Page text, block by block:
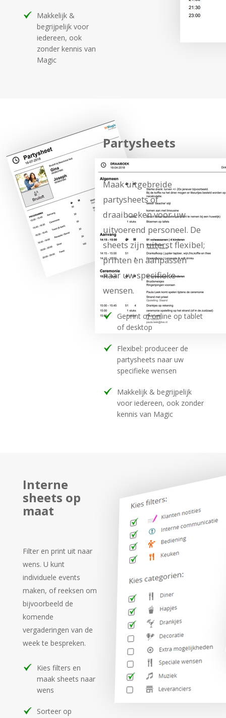
Makkelijk &
begrijpelijk voor
iedereen, ook
zonder kennis van
Magic
Partysheets
Maak uitgebreide
partysheets of
draaiboeken voor uw
uitvoerend personeel. De
sheets zijn uiterst flexibel;
printen en aanpassen
naar uw specifieke
wensen.
Geprint of online op tablet
of desktop
Flexibel: produceer de
partysheets naar uw
specifieke wensen
Makkelijk & begrijpelijk
voor iedereen, ook zonder
kennis van Magic
Interne
sheets op
maat
Filter en print uit naar
wens. U kunt
individuele events
maken, of reeksen om
bijvoorbeeld de
komende
vergaderingen van de
week te bespreken.
Kies filters en
maak sheets naar
wens
Sorteer op